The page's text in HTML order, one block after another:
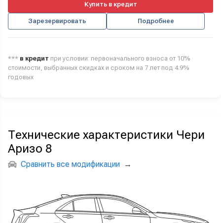
Купить в кредит
Зарезервировать Подробнее
*** в кредит при условии: первоначального взноса от 10%
стоимости, выбранных скидках и сроком на 7 лет под 4.9%
годовых
Технические характеристики Чери
Аризо 8
Сравнить все модификации →